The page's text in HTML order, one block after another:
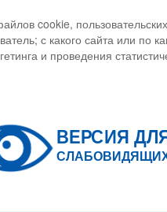
cookie,
с какого сайта или по
и проведения